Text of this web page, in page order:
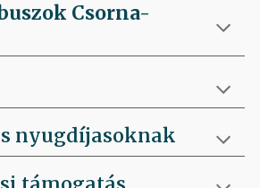
Csorna-
nyugdíjasoknak